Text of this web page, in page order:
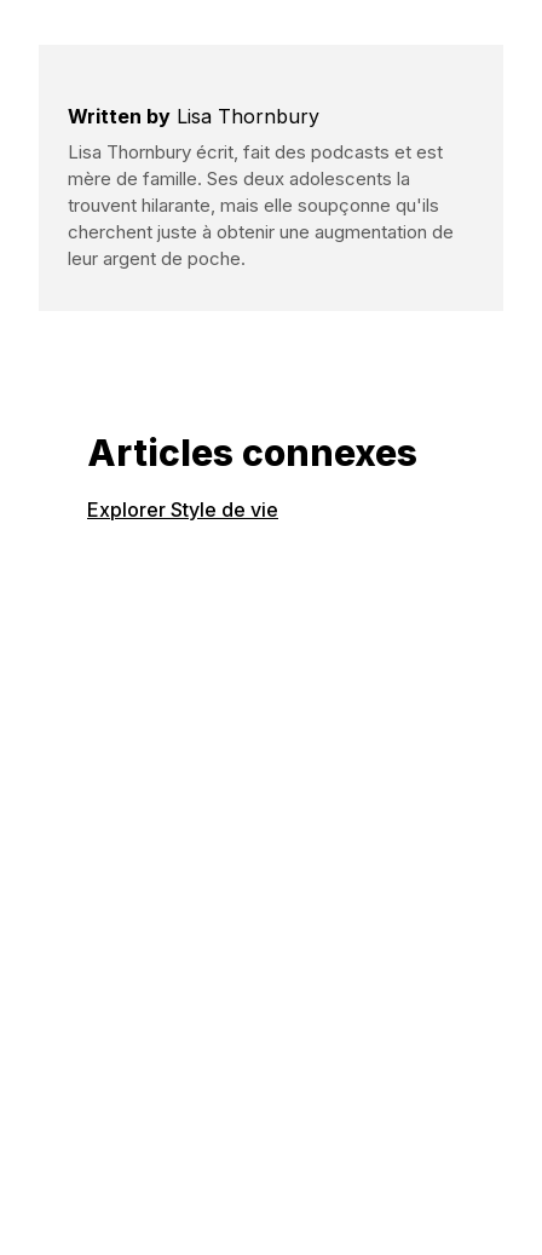
Written by Lisa Thornbury
Lisa Thornbury écrit, fait des podcasts et est
mère de famille. Ses deux adolescents la
trouvent hilarante, mais elle soupçonne qu'ils
cherchent juste à obtenir une augmentation de
leur argent de poche.
Articles connexes
Explorer Style de vie